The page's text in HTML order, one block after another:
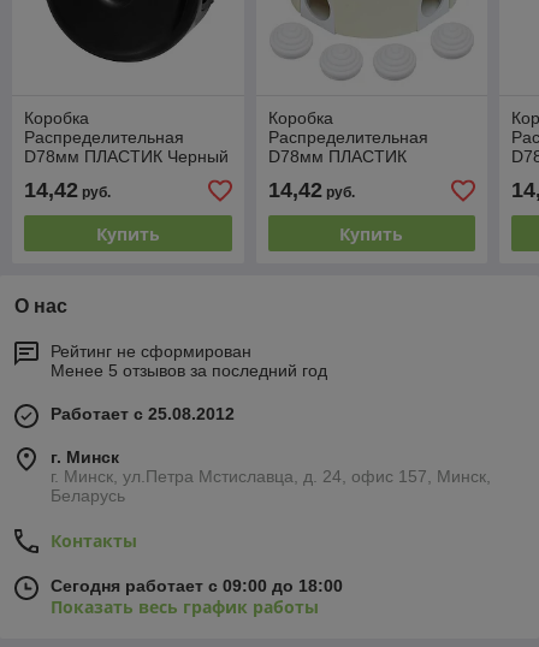
Коробка
Распределительная
D78мм ПЛАСТИК Черный
14,42 руб.
Купить
Коробка
Распределительная
D78мм ПЛАСТИК
14,42руб.
Купить
О нас
Рейтинг не сформирован
Менее 5 отзывов за последний год
Работает с 25.08.2012
г. Минск
г. Минск, ул.Петра Мстиславца, д. 24, офис 157, Минск,
Беларусь
Контакты
Сегодня работает с 09:00 до 18:00
Показать весь график работы